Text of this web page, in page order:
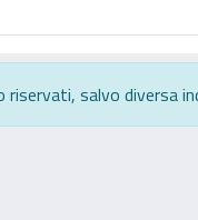
salvo diversa